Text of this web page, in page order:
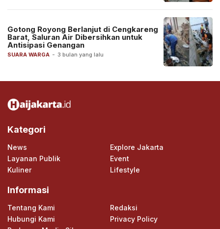
SUARA WARGA - 3 bulan yang lalu
Gotong Royong Berlanjut di Cengkareng
Barat, Saluran Air Dibersihkan untuk
Antisipasi Genangan
Kategori
News
Explore Jakarta
Layanan Publik
Event
Kuliner
Lifestyle
Informasi
Tentang Kami
Redaksi
Hubungi Kami
Privacy Policy